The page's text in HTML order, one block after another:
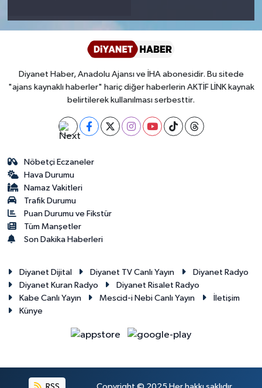
Diyanet Haber, Anadolu Ajansı ve İHA abonesidir. Bu sitede
"ajans kaynaklı haberler" hariç diğer haberlerin AKTİF LİNK kaynak
belirtilerek kullanılması serbesttir.
Nöbetçi Eczaneler
Hava Durumu
Namaz Vakitleri
Trafik Durumu
Puan Durumu ve Fikstür
Tüm Manşetler
Son Dakika Haberleri
Diyanet Dijital Diyanet TV Canlı Yayın
Diyanet Radyo
Diyanet Kuran Radyo
Diyanet Risalet Radyo
Kabe Canlı Yayın
Mescid-i Nebi Canlı Yayın
İletişim
Künye
Eskişehir Müftülüğü
Gaziantep Müftülüğü
Giresun Müftülüğü
Gümüşhane Müftülüğü
Hakkari Müftülüğü
Hatay Müftülüğü
Iğdır Müftülüğü
İstanbul Müftülüğü
İzmir Müftülüğü